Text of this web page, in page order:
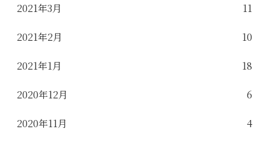
2021年3月 11
2021年2月 10
2021年1月 18
2020年12月 6
2020年11月 4